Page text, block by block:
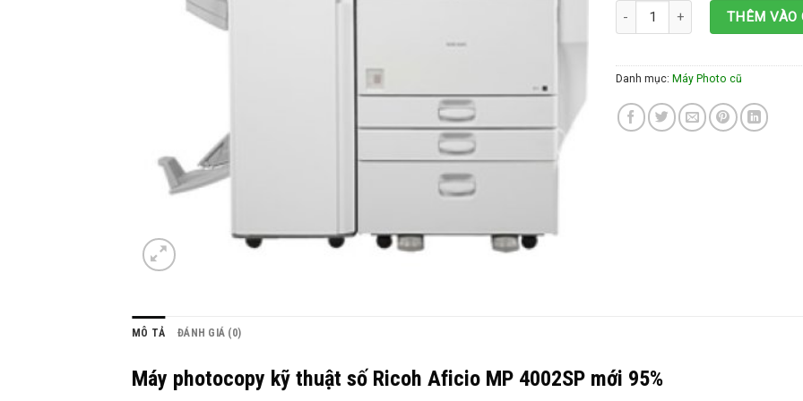
Máy photocopy kỹ thuật số Ricoh
THÊM VÀO
Danh mục: Máy Photo cũ
MÔ TẢ ĐÁNH GIÁ (0)
Máy photocopy kỹ thuật số Ricoh Aficio MP 4002SP mới 95%